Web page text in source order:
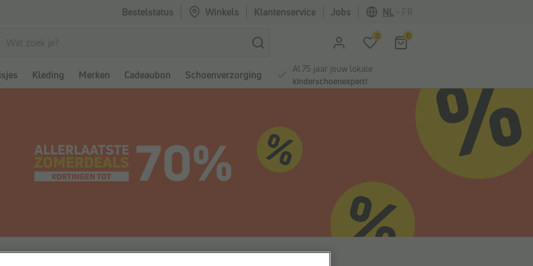
Bestelstatus Winkels Klantenservice Jobs NL
0 0
Kleding Merken Cadeaubon Schoenverzorging
Al 75 jaar jouw lokale
kinderschoenexpert!